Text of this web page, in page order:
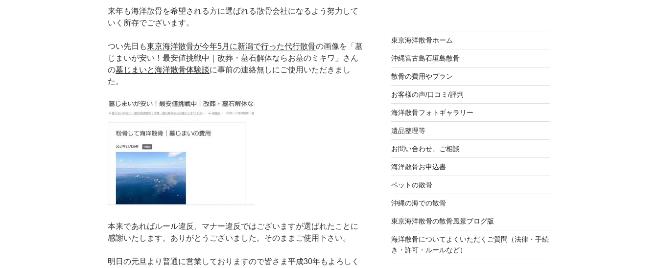
来年も海洋散骨を希望される方に選ばれる散骨会社になるよう努力して
いく所存でございます。
つい先日も東京海洋散骨が今年5月に新潟で行った代行散骨の画像を「墓
じまいが安い！最安値挑戦中｜改葬・墓石解体ならお墓のミキワ」さん
の墓じまいと海洋散骨体験談に事前の連絡無しにご使用いただきまし
た。
本来であればルール違反、マナー違反ではございますが選ばれたことに
感謝いたします。ありがとうございました。そのままご使用下さい。
明日の元旦より普通に営業しておりますので皆さま平成30年もよろしく
東京海洋散骨ホーム
沖縄宮古島石垣島散骨
散骨の費用やプラン
お客様の声/口コミ/評判
海洋散骨フォトギャラリー
遺品整理等
お問い合わせ、ご相談
海洋散骨お申込書
ペットの散骨
沖縄の海での散骨
東京海洋散骨の散骨風景ブログ版
海洋散骨についてよくいただくご質問（法律・手続
き・許可・ルールなど）